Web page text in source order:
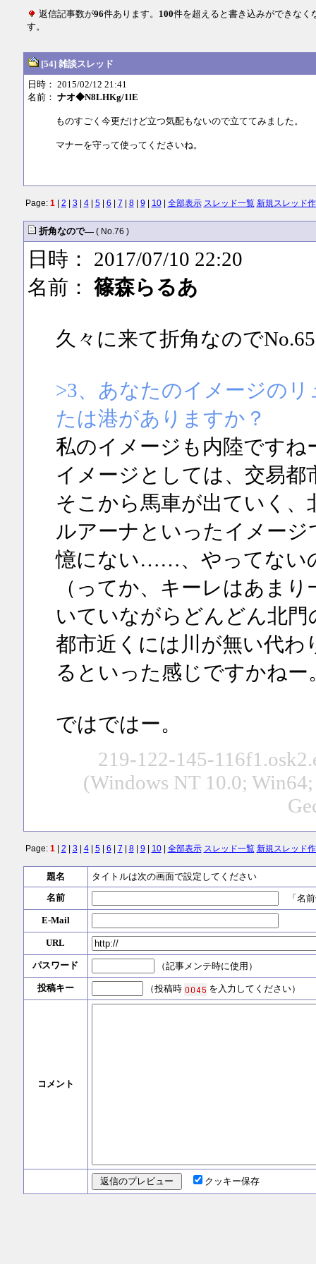
返信記事数が96件あります。 100件を超えると書き込みができなく
す。
[54] 雑談スレッド
日時： 2015/02/12 21:41
名前： ナオ◆N8LHKg/1lE
ものすごく今更だけど立つ気配もないので立ててみました。
マナーを守って使ってくださいね。
Page: 1| 2 3 4| 5| 6 7 8| 9 10| 全部表示 スレッド一覧 新規スレッド
折角なので― ( No.76 )
日時： 2017/07/10 22:20
名前： 篠森らるあ
久々に来て折角なので
>3、あなたのイメージの
たは港がありますか？
私のイメージも内陸ですね
イメージとしては、交易
そこから馬車が出ていく
ルアーナといったイメー
憶にない……、やってない
（ってか、キーレはあま
いていながらどんどん北
都市近くには川が無い代わ
るといった感じですかねー
ではではー。
219-122-145-
(Windows NT 10.0;
Page: 1| 2 3 4| 5| 6 7 8| 9 10| 全部表示 スレッド一覧 新規スレッド
題名
タイトルは次の画面で設定してください
名前
「名前
E-Mail
URL
パスワード （記事メンテ時に使用）
投稿キー （投稿時 を入力してください）
コメント
クッキー保存